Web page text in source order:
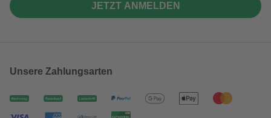
JETZT ANMELDEN
Unsere Zahlungsarten